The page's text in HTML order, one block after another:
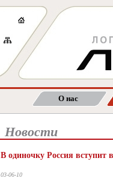
О нас
Новости
В одиночку Россия вступит
03-06-10